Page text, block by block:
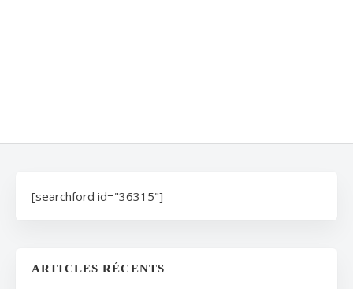
[searchford id="36315"]
ARTICLES RÉCENTS